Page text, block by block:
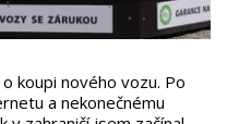
koupi nového vozu. Po
a nekonečnému